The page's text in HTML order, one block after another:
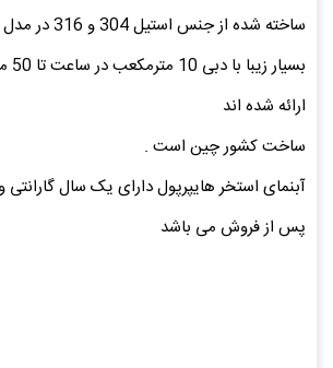
ساخته شده از
ارائه شده اند
ساخت کشور چین است .
آبنمای استخر هایپرپول دارای یک سال
پس از فروش می باشد